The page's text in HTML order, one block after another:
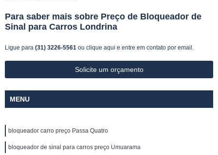
Para saber mais sobre Preço de Bloqueador de
Sinal para Carros Londrina
Ligue para (31) 3226-5561 ou clique aqui e entre em contato por email.
Solicite um orçamento
MENU
bloqueador carro preço Passa Quatro
bloqueador de sinal para carros preço Umuarama